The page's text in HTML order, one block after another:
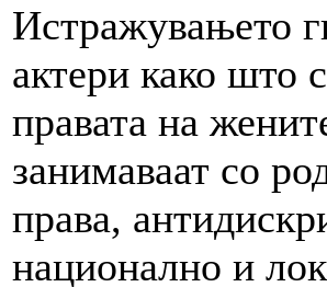
Истражувањето
актери како што
правата на
занимаваат со
права,
национално и